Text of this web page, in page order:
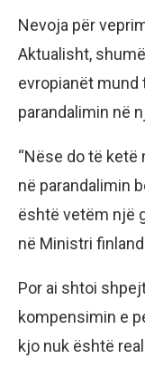
Nevoja për
Aktualisht,
evropianët
parandalimin në
“Nëse do të
në parandalimin
është vetëm një
në Ministri
Por ai shtoi
kompensimin e
kjo nuk është